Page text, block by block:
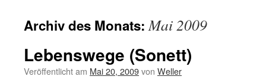
Archiv des Monats:Mai 2009
Lebenswege (Sonett)
Veröffentlicht am Mai 20, 2009von Weller